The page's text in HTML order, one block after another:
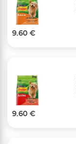
9.60 €
9.60 €